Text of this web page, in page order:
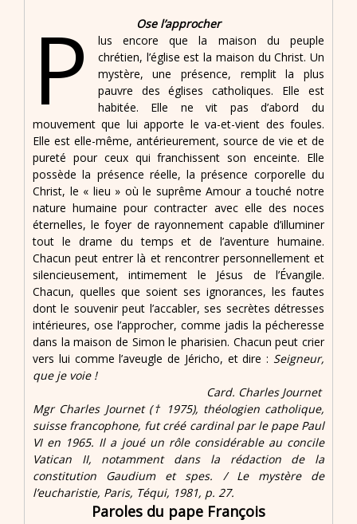
Ose l’approcher
P
lus encore que la maison du peuple
chrétien, l’église est la maison du Christ. Un
mystère, une présence, remplit la plus
pauvre des églises catholiques. Elle est
habitée. Elle ne vit pas d’abord du
mouvement que lui apporte le va-et-vient des foules.
Elle est elle-même, antérieurement, source de vie et de
pureté pour ceux qui franchissent son enceinte. Elle
possède la présence réelle, la présence corporelle du
Christ, le « lieu » où le suprême Amour a touché notre
nature humaine pour contracter avec elle des noces
éternelles, le foyer de rayonnement capable d’illuminer
tout le drame du temps et de l’aventure humaine.
Chacun peut entrer là et rencontrer personnellement et
silencieusement, intimement le Jésus de l’Évangile.
Chacun, quelles que soient ses ignorances, les fautes
dont le souvenir peut l’accabler, ses secrètes détresses
intérieures, ose l’approcher, comme jadis la pécheresse
dans la maison de Simon le pharisien. Chacun peut crier
vers lui comme l’aveugle de Jéricho, et dire : Seigneur,
que je voie !
Card. Charles Journet
Mgr Charles Journet († 1975), théologien catholique,
suisse francophone, fut créé cardinal par le pape Paul
VI en 1965. Il a joué un rôle considérable au concile
Vatican II, notamment dans la rédaction de la
constitution Gaudium et spes. / Le mystère de
l’eucharistie, Paris, Téqui, 1981, p. 27.
Paroles du pape François